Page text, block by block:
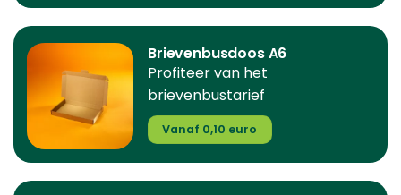
Brievenbusdoos A6
Profiteer van het
brievenbustarief
Vanaf 0,10 euro